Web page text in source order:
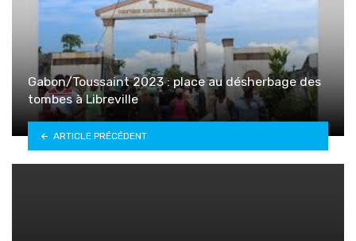
Gabon/Toussaint 2023 : place au désherbage des
tombes à Libreville
ARTICLE PRÉCÉDENT